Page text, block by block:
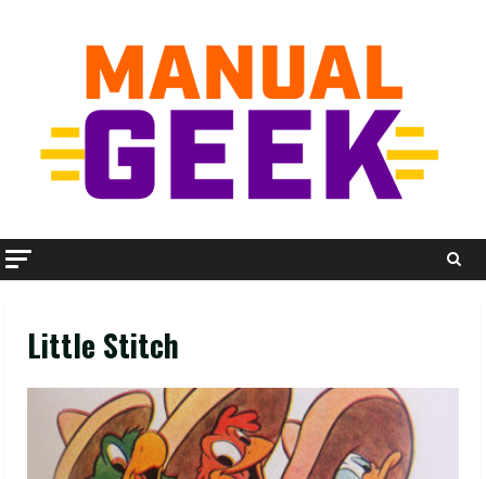
Little Stitch